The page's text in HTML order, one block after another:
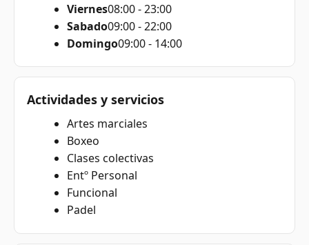
Viernes08:00 - 23:00
Sabado09:00 - 22:00
Domingo09:00 - 14:00
Actividades y servicios
Artes marciales
Boxeo
Clases colectivas
Entº Personal
Funcional
Padel